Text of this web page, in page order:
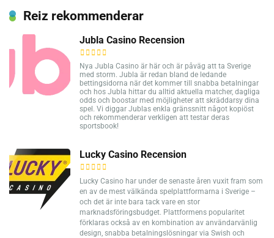
Reiz rekommenderar
Jubla Casino Recension
Nya Jubla Casino är här och är påväg att ta Sverige
med storm. Jubla är redan bland de ledande
bettingsidorna när det kommer till snabba betalningar
och hos Jubla hittar du alltid aktuella matcher, dagliga
odds och boostar med möjligheter att skräddarsy dina
spel. Vi diggar Jublas enkla gränssnitt något kopiöst
och rekommenderar verkligen att testar deras
sportsbook!
Lucky Casino Recension
Lucky Casino har under de senaste åren vuxit fram som
en av de mest välkända spelplattformarna i Sverige –
och det är inte bara tack vare en stor
marknadsföringsbudget. Plattformens popularitet
förklaras också av en kombination av användarvänlig
design, snabba betalningslösningar via Swish och